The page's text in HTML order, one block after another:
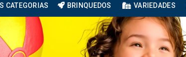
CATEGORIAS BRINQUEDOS VARIEDADES